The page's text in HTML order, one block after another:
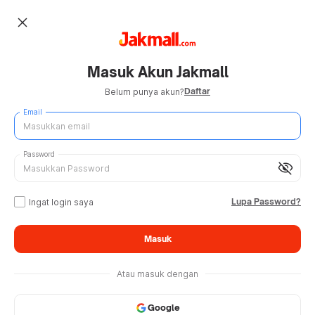
close
Masuk Akun Jakmall
Belum punya akun?Daftar
Email
visibility_off
Password
Ingat login saya Lupa Password?
Masuk
Atau masuk dengan
Google